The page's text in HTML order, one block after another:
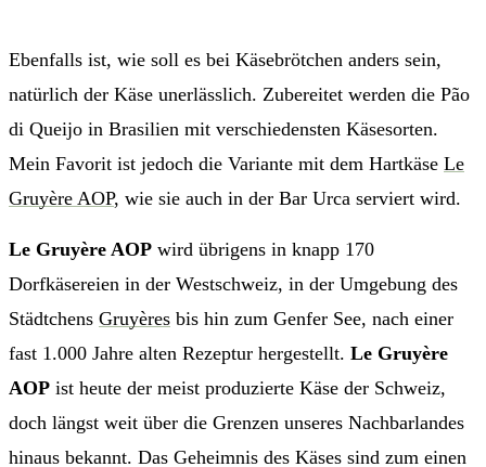
Ebenfalls ist, wie soll es bei Käsebrötchen anders sein,
natürlich der Käse unerlässlich. Zubereitet werden die Pão
di Queijo in Brasilien mit verschiedensten Käsesorten.
Mein Favorit ist jedoch die Variante mit dem Hartkäse Le
Gruyère AOP, wie sie auch in der Bar Urca serviert wird.
Le Gruyère AOP wird übrigens in knapp 170
Dorfkäsereien in der Westschweiz, in der Umgebung des
Städtchens Gruyères bis hin zum Genfer See, nach einer
fast 1.000 Jahre alten Rezeptur hergestellt. Le Gruyère
AOP ist heute der meist produzierte Käse der Schweiz,
doch längst weit über die Grenzen unseres Nachbarlandes
hinaus bekannt. Das Geheimnis des Käses sind zum einen